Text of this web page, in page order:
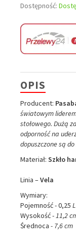
Dostępność:
OPIS
Producent:
światowym
stołowego. Dużą
odporność na
dopuszczone są
Materiał: Szkło
Linia –Vela
Wymiary:
Pojemność - 0,25 L
Wysokość - 11,2
Średnoca - 7,6 cm